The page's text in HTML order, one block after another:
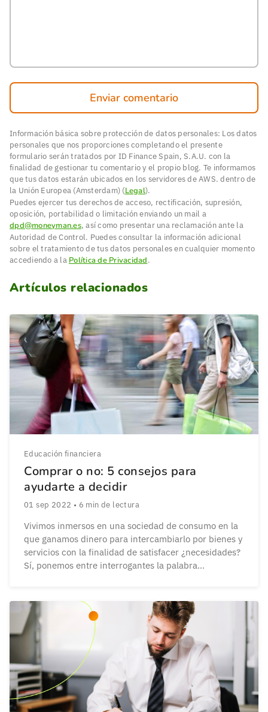
Enviar comentario
Información básica sobre protección de datos personales: Los datos
personales que nos proporciones completando el presente
formulario serán tratados por ID Finance Spain, S.A.U. con la
finalidad de gestionar tu comentario y el propio blog. Te informamos
que tus datos estarán ubicados en los servidores de AWS. dentro de
la Unión Europea (Amsterdam) (Legal).
Puedes ejercer tus derechos de acceso, rectificación, supresión,
oposición, portabilidad o limitación enviando un mail a
dpd@moneyman.es, así como presentar una reclamación ante la
Autoridad de Control. Puedes consultar la información adicional
sobre el tratamiento de tus datos personales en cualquier momento
accediendo a la Política de Privacidad.
Artículos relacionados
Educación financiera
Comprar o no: 5 consejos para
ayudarte a decidir
01 sep 2022 • 6 min de lectura
Vivimos inmersos en una sociedad de consumo en la
que ganamos dinero para intercambiarlo por bienes y
servicios con la finalidad de satisfacer ¿necesidades?
Sí, ponemos entre interrogantes la palabra
satisfacen no son necesidades sino caprichos o […]